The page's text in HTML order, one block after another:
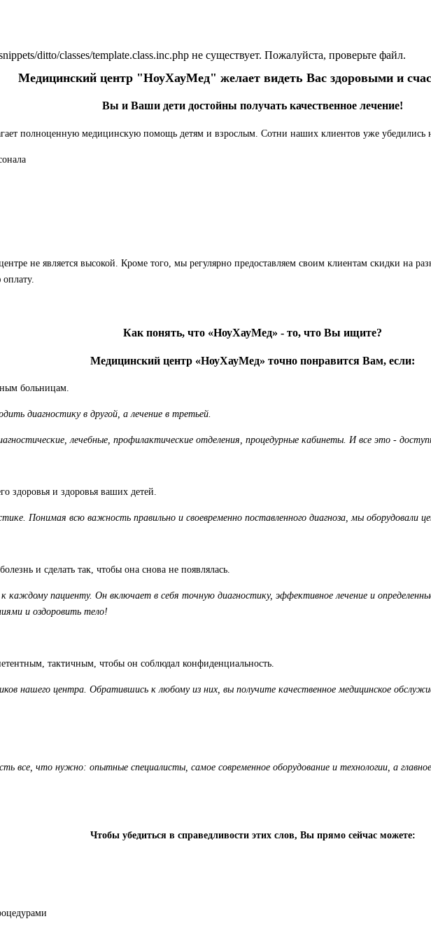
ditto/classes/template.class.inc.php не существует. Пожалуйста, проверьте файл.
Медицинский центр "НоуХауМед" желает видеть Вас здоровыми и
Вы и Ваши дети достойны получать качественное лечение!
полноценную медицинскую помощь детям и взрослым. Сотни наших клиентов уже убедились
не является высокой. Кроме того, мы регулярно предоставляем своим клиентам скидки на
Как понять, что «НоуХауМед» - то, что Вы ищите?
Медицинский центр «НоуХауМед» точно понравится Вам, если:
больницам.
диагностику в другой, а лечение в третьей.
лечебные, профилактические отделения, процедурные кабинеты. И все это -
здоровья и здоровья ваших детей.
Понимая всю важность правильно и своевременно поставленного диагноза, мы оборудовали
и сделать так, чтобы она снова не появлялась.
к каждому пациенту. Он включает в себя точную диагностику, эффективное лечение и
и оздоровить тело!
тактичным, чтобы он соблюдал конфиденциальность.
нашего центра. Обратившись к любому из них, вы получите качественное медицинское
все, что нужно: опытные специалисты, самое современное оборудование и технологии, а
Чтобы убедиться в справедливости этих слов, Вы прямо сейчас можете: